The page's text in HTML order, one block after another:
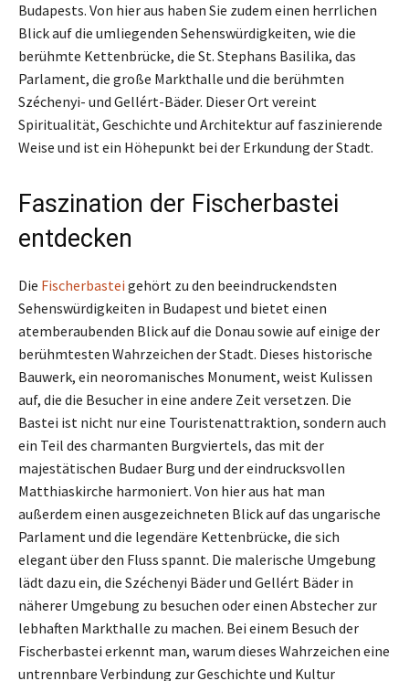
Budapests. Von hier aus haben Sie zudem einen herrlichen
Blick auf die umliegenden Sehenswürdigkeiten, wie die
berühmte Kettenbrücke, die St. Stephans Basilika, das
Parlament, die große Markthalle und die berühmten
Széchenyi- und Gellért-Bäder. Dieser Ort vereint
Spiritualität, Geschichte und Architektur auf faszinierende
Weise und ist ein Höhepunkt bei der Erkundung der Stadt.
Faszination der Fischerbastei
entdecken
Die Fischerbastei gehört zu den beeindruckendsten
Sehenswürdigkeiten in Budapest und bietet einen
atemberaubenden Blick auf die Donau sowie auf einige der
berühmtesten Wahrzeichen der Stadt. Dieses historische
Bauwerk, ein neoromanisches Monument, weist Kulissen
auf, die die Besucher in eine andere Zeit versetzen. Die
Bastei ist nicht nur eine Touristenattraktion, sondern auch
ein Teil des charmanten Burgviertels, das mit der
majestätischen Budaer Burg und der eindrucksvollen
Matthiaskirche harmoniert. Von hier aus hat man
außerdem einen ausgezeichneten Blick auf das ungarische
Parlament und die legendäre Kettenbrücke, die sich
elegant über den Fluss spannt. Die malerische Umgebung
lädt dazu ein, die Széchenyi Bäder und Gellért Bäder in
näherer Umgebung zu besuchen oder einen Abstecher zur
lebhaften Markthalle zu machen. Bei einem Besuch der
Fischerbastei erkennt man, warum dieses Wahrzeichen eine
untrennbare Verbindung zur Geschichte und Kultur